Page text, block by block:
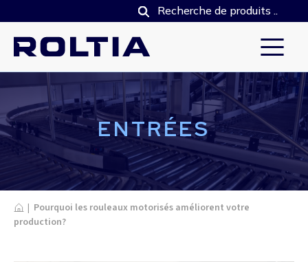
ENTRÉES
Home
| Pourquoi les rouleaux motorisés améliorent votre
production?